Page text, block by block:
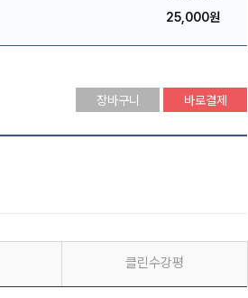
25,000원
장바구니 바로결제
클린수강평